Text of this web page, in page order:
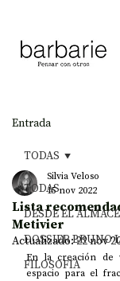
Entrada
TODAS
DESDE EL
DOSSIER BRUNO
FILOSOFÍA
TODAS
Lista
Metivier
Silvia Veloso
15 nov 2022
Actualizado:22 nov
En la creación de
espacio para el